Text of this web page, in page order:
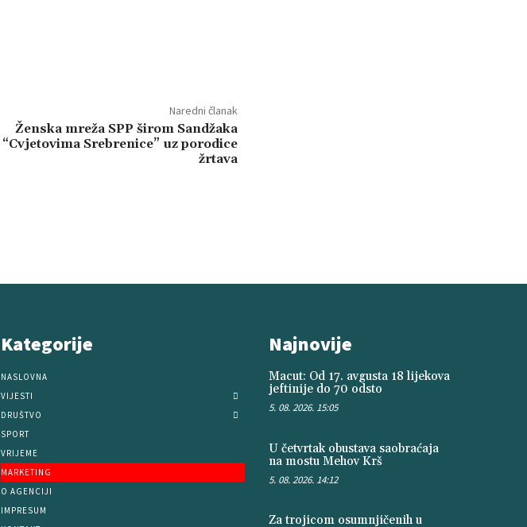
Naredni članak
Ženska mreža SPP širom Sandžaka
“Cvjetovima Srebrenice” uz porodice
žrtava
Kategorije
NASLOVNA
VIJESTI
DRUŠTVO
SPORT
VRIJEME
MARKETING
O AGENCIJI
IMPRESUM
Najnovije
Macut: Od 17. avgusta 18 lijekova
jeftinije do 70 odsto
5. 08. 2026. 15:05
U četvrtak obustava saobraćaja
na mostu Mehov Krš
5. 08. 2026. 14:12
Za trojicom osumnjičenih u